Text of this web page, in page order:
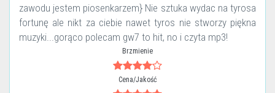
zawodu jestem piosenkarzem} Nie sztuka wydac na tyrosa
fortunę ale nikt za ciebie nawet tyros nie stworzy piękna
muzyki...gorąco polecam gw7 to hit, no i czyta mp3!
Brzmienie
Cena/Jakość